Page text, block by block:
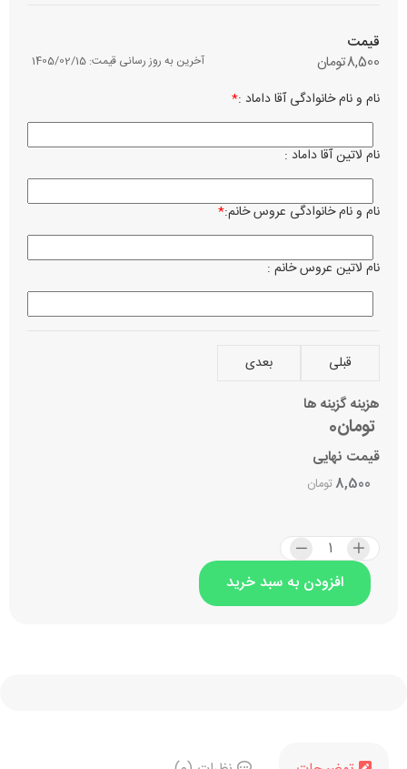
قیمت
تومان8,500 آخرین به روز رسانی قیمت: 1405/02/15
*نام و نام خانوادگی آقا داماد :
نام لاتین آقا داماد :
*نام و نام خانوادگی عروس خانم:
نام لاتین عروس خانم :
قبلی بعدی
هزینه گزینه ها
تومان0
قیمت نهایی
تومان8,500
افزودن به سبد خرید